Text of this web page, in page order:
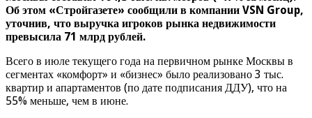
Об этом «Стройгазете» сообщили в компании VSN Group,
уточнив, что выручка игроков рынка недвижимости
превысила 71 млрд рублей.
Всего в июле текущего года на первичном рынке Москвы в
сегментах «комфорт» и «бизнес» было реализовано 3 тыс.
квартир и апартаментов (по дате подписания ДДУ), что на
55% меньше, чем в июне.